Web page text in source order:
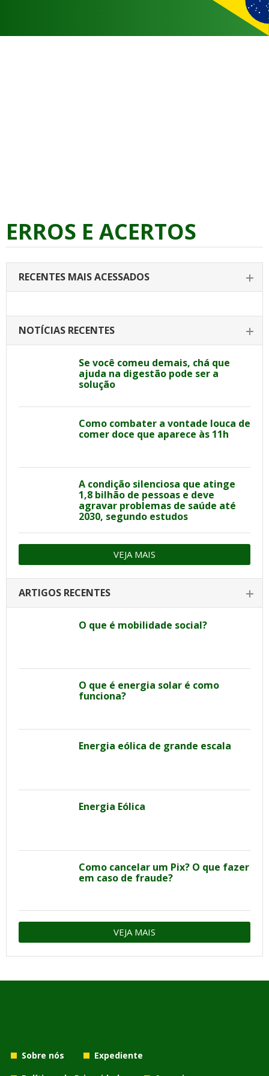
ERROS E ACERTOS
RECENTES MAIS ACESSADOS
NOTÍCIAS RECENTES
Se você comeu demais, chá que
ajuda na digestão pode ser a
solução
Como combater a vontade louca de
comer doce que aparece às 11h
A condição silenciosa que atinge
1,8 bilhão de pessoas e deve
agravar problemas de saúde até
2030, segundo estudos
VEJA MAIS
ARTIGOS RECENTES
O que é mobilidade social?
O que é energia solar é como
funciona?
Energia eólica de grande escala
Energia Eólica
Como cancelar um Pix? O que fazer
em caso de fraude?
VEJA MAIS
Sobre nós
Expediente